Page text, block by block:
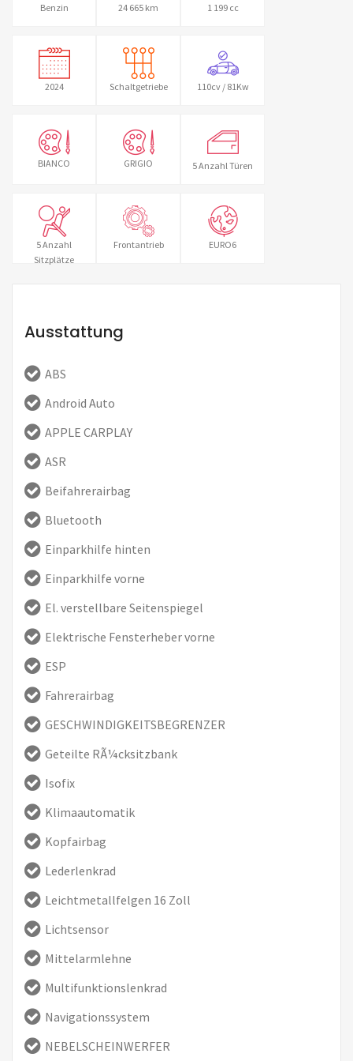
Benzin 24 665 km 1 199 cc
2024 Schaltgetriebe 110cv / 81Kw
BIANCO GRIGIO 5 Anzahl Türen
5 Anzahl
Sitzplätze
Frontantrieb EURO6
Ausstattung
ABS
Android Auto
APPLE CARPLAY
ASR
Beifahrerairbag
Bluetooth
Einparkhilfe hinten
Einparkhilfe vorne
El. verstellbare Seitenspiegel
Elektrische Fensterheber vorne
ESP
Fahrerairbag
GESCHWINDIGKEITSBEGRENZER
Geteilte RÃ¼cksitzbank
Isofix
Klimaautomatik
Kopfairbag
Lederlenkrad
Leichtmetallfelgen 16 Zoll
Lichtsensor
Mittelarmlehne
Multifunktionslenkrad
Navigationssystem
NEBELSCHEINWERFER